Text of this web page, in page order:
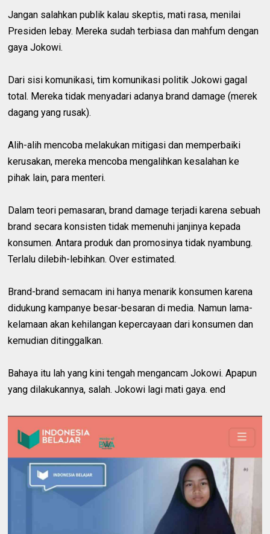
Jangan salahkan publik kalau skeptis, mati rasa, menilai
Presiden lebay. Mereka sudah terbiasa dan mahfum dengan
gaya Jokowi.
Dari sisi komunikasi, tim komunikasi politik Jokowi gagal
total. Mereka tidak menyadari adanya brand damage (merek
dagang yang rusak).
Alih-alih mencoba melakukan mitigasi dan memperbaiki
kerusakan, mereka mencoba mengalihkan kesalahan ke
pihak lain, para menteri.
Dalam teori pemasaran, brand damage terjadi karena sebuah
brand secara konsisten tidak memenuhi janjinya kepada
konsumen. Antara produk dan promosinya tidak nyambung.
Terlalu dilebih-lebihkan. Over estimated.
Brand-brand semacam ini hanya menarik konsumen karena
didukung kampanye besar-besaran di media. Namun lama-
kelamaan akan kehilangan kepercayaan dari konsumen dan
kemudian ditinggalkan.
Bahaya itu lah yang kini tengah mengancam Jokowi. Apapun
yang dilakukannya, salah. Jokowi lagi mati gaya. end